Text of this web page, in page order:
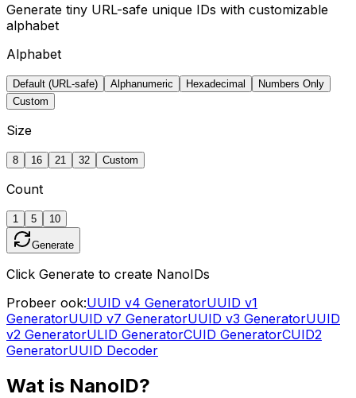
Generate tiny URL-safe unique IDs with customizable
alphabet
Alphabet
Default (URL-safe) Alphanumeric Hexadecimal
Numbers Only
Custom
Size
8 16 21 32 Custom
Count
1 5 10
Generate
Click Generate to create NanoIDs
Probeer ook:UUID v4 GeneratorUUID v1
GeneratorUUID v7 GeneratorUUID v3 GeneratorUUID
v2 GeneratorULID GeneratorCUID GeneratorCUID2
GeneratorUUID Decoder
Wat is NanoID?